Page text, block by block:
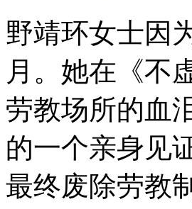
野靖环女士因
月。她在《不
劳教场所的血
的一个亲身见
最终废除劳教